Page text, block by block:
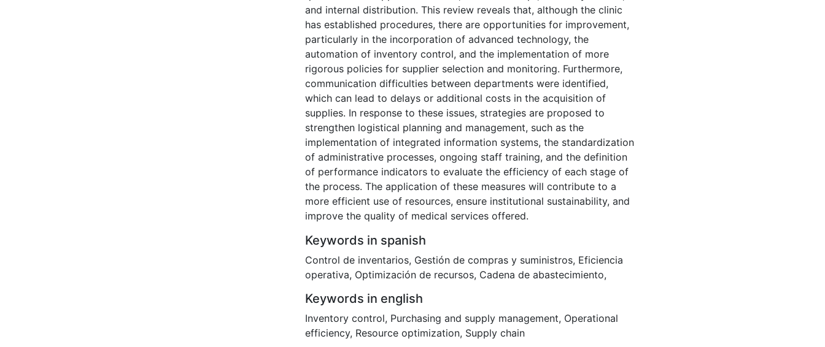
and internal distribution. This review reveals that, although the clinic
has established procedures, there are opportunities for improvement,
particularly in the incorporation of advanced technology, the
automation of inventory control, and the implementation of more
rigorous policies for supplier selection and monitoring. Furthermore,
communication difficulties between departments were identified,
which can lead to delays or additional costs in the acquisition of
supplies. In response to these issues, strategies are proposed to
strengthen logistical planning and management, such as the
implementation of integrated information systems, the standardization
of administrative processes, ongoing staff training, and the definition
of performance indicators to evaluate the efficiency of each stage of
the process. The application of these measures will contribute to a
more efficient use of resources, ensure institutional sustainability, and
improve the quality of medical services offered.
Keywords in spanish
Control de inventarios, Gestión de compras y suministros, Eficiencia
operativa, Optimización de recursos, Cadena de abastecimiento,
Keywords in english
Inventory control, Purchasing and supply management, Operational
efficiency, Resource optimization, Supply chain